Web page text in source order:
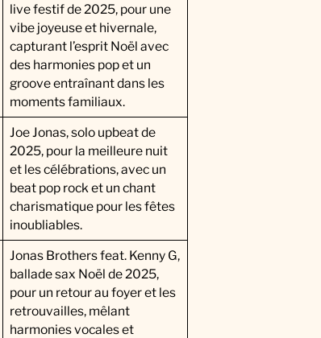
live festif de 2025, pour une
vibe joyeuse et hivernale,
capturant l’esprit Noël avec
des harmonies pop et un
groove entraînant dans les
moments familiaux.
Joe Jonas, solo upbeat de
2025, pour la meilleure nuit
et les célébrations, avec un
beat pop rock et un chant
charismatique pour les fêtes
inoubliables.
Jonas Brothers feat. Kenny G,
ballade sax Noël de 2025,
pour un retour au foyer et les
retrouvailles, mêlant
harmonies vocales et